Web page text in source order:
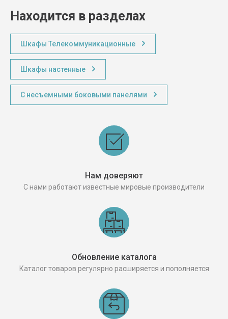
Находится в разделах
Шкафы Телекоммуникационные
Шкафы настенные
С несъемными боковыми панелями
Нам доверяют
С нами работают известные мировые производители
Обновление каталога
Каталог товаров регулярно расширяется и пополняется